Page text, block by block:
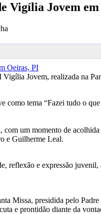
Vigília Jovem
Jovem, realizada na
como tema “Fazei tudo o
um momento de
e Guilherme Leal.
reflexão e expressão
Missa, presidida pelo
e prontidão diante da